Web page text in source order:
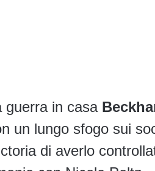
guerra in casa
un lungo sfogo sui
di averlo